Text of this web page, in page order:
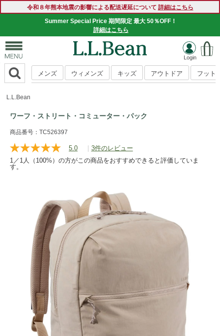
令和８年熊本地震の影響による配送遅延について 詳細はこちら
Summer Special Price 期間限定 最大 50％OFF！
詳細はこちら
メンズ ウィメンズ キッズ アウトドア フット
L.L.Bean
ワーフ・ストリート・コミューター・パック
https://www.llbean.co.jp/tote-
travel/backpack/backpacks/g/P5825558.html
商品番号：TC526397
5.0
レ
ビ
む.
同
じ
ペ
ー
ジ
リ
| 3件のレビュー
1／1人（100%）の方がこの商品をおすすめできると評価していま
す。